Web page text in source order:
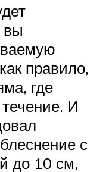
вы
правило,
где
И
с
до 10 см,